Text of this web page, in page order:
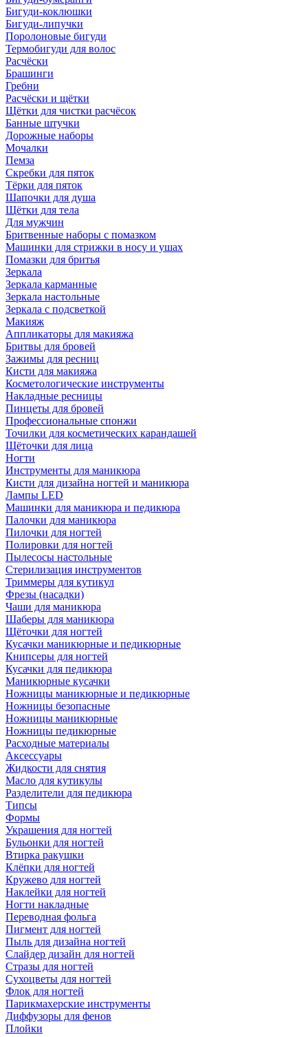
Бигуди-коклюшки
Бигуди-липучки
Поролоновые бигуди
Термобигуди для волос
Расчёски
Брашинги
Гребни
Расчёски и щётки
Щётки для чистки расчёсок
Банные штучки
Дорожные наборы
Мочалки
Пемза
Скребки для пяток
Тёрки для пяток
Шапочки для душа
Щётки для тела
Для мужчин
Бритвенные наборы с помазком
Машинки для стрижки в носу и ушах
Помазки для бритья
Зеркала
Зеркала карманные
Зеркала настольные
Зеркала с подсветкой
Макияж
Аппликаторы для макияжа
Бритвы для бровей
Зажимы для ресниц
Кисти для макияжа
Косметологические инструменты
Накладные ресницы
Пинцеты для бровей
Профессиональные спонжи
Точилки для косметических карандашей
Щёточки для лица
Ногти
Инструменты для маникюра
Кисти для дизайна ногтей и маникюра
Лампы LED
Машинки для маникюра и педикюра
Палочки для маникюра
Пилочки для ногтей
Полировки для ногтей
Пылесосы настольные
Стерилизация инструментов
Триммеры для кутикул
Фрезы (насадки)
Чаши для маникюра
Шаберы для маникюра
Щёточки для ногтей
Кусачки маникюрные и педикюрные
Книпсеры для ногтей
Кусачки для педикюра
Маникюрные кусачки
Ножницы маникюрные и педикюрные
Ножницы безопасные
Ножницы маникюрные
Ножницы педикюрные
Расходные материалы
Аксессуары
Жидкости для снятия
Масло для кутикулы
Разделители для педикюра
Типсы
Формы
Украшения для ногтей
Бульонки для ногтей
Втирка ракушки
Клёпки для ногтей
Кружево для ногтей
Наклейки для ногтей
Ногти накладные
Переводная фольга
Пигмент для ногтей
Пыль для дизайна ногтей
Слайдер дизайн для ногтей
Стразы для ногтей
Сухоцветы для ногтей
Флок для ногтей
Парикмахерские инструменты
Диффузоры для фенов
Плойки